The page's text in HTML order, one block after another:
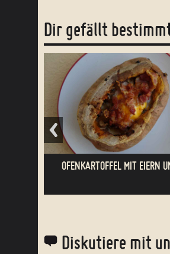
Dir gefällt
OFENKARTOFFEL MIT EIERN
Diskutiere mit